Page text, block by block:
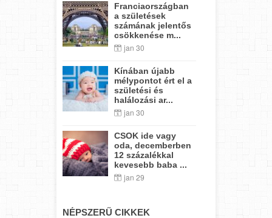
Franciaországban
a születések
számának jelentős
csökkenése m...
jan 30
Kínában újabb
mélypontot ért el a
születési és
halálozási ar...
jan 30
CSOK ide vagy
oda, decemberben
12 százalékkal
kevesebb baba ...
jan 29
NÉPSZERŰ CIKKEK